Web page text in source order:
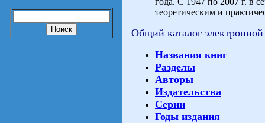
теоретическим и
Общий каталог
Названия книг
Разделы
Авторы
Издательства
Серии
Годы издания